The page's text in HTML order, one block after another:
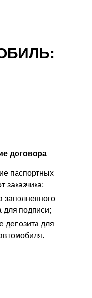
договора
паспортных
заказчика;
заполненного
для подписи;
депозита для